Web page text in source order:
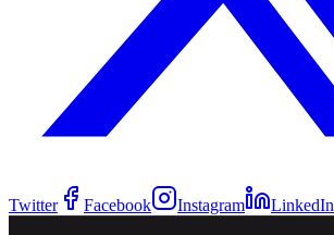
Twitter Facebook Instagram LinkedIn